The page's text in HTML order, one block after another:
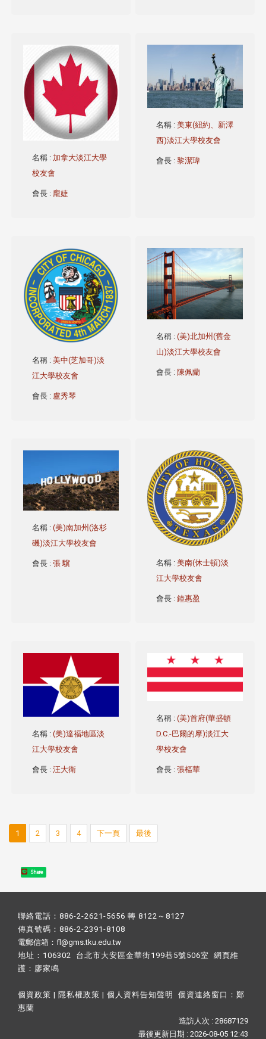
名稱 : 加拿大淡江大學
校友會
會長 : 龐婕
名稱 :美東(紐約、新澤
西)淡江大學校友會
會長 :黎潔瑋
名稱 :美中(芝加哥)淡
江大學校友會
會長 : 盧秀琴
名稱 :(美)北加州(舊金
山)淡江大學校友會
會長 : 陳佩蘭
名稱 :(美)南加州(洛杉
磯)淡江大學校友會
會長 :張 驥 名稱 :美南(休士頓)淡
江大學校友會
會長 :鐘惠盈
名稱 :(美)達福地區淡
江大學校友會
會長 :汪大衛
名稱 :(美)首府(華盛頓
D.C.-巴爾的摩)淡江大
學校友會
會長 :張樞華
1 2 3 4 下一頁 最後
Share
聯絡電話：886-2-2621-5656 轉 8122～8127
傳真號碼：886-2-2391-8108
電郵信箱：fl@gms.tku.edu.tw
地址：106302 台北市大安區金華街199巷5號506室 網頁維
護： 廖家鳴​
個資政策 | 隱私權政策 | 個人資料告知聲明 個資連絡窗口： 鄭
惠蘭
造訪人次 : 28687129
最後更新日期 :2026-08-05 12:43